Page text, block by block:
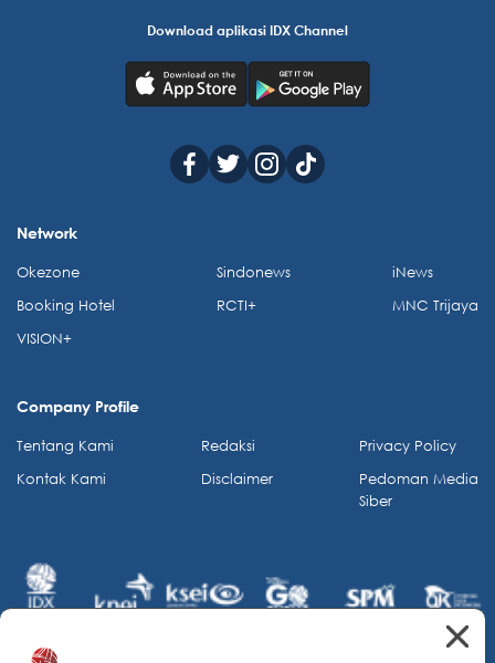
Download aplikasi IDX Channel
Network
Okezone
Booking Hotel
VISION+
Sindonews
RCTI+
iNews
MNC Trijaya
Company Profile
Tentang Kami
Kontak Kami
Redaksi
Disclaimer
Privacy Policy
Pedoman Media
Siber